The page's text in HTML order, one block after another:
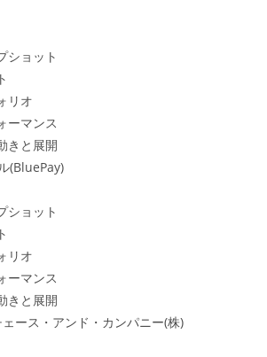
ショット
リオ
ーマンス
きと展開
(BluePay)
ショット
リオ
ーマンス
きと展開
ース・アンド・カンパニー(株)